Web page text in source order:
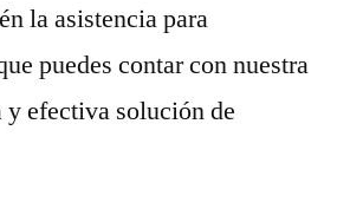
la asistencia para
puedes contar con nuestra
y efectiva solución de